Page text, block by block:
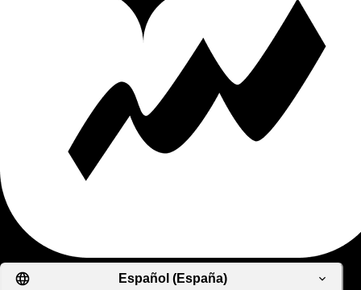
Español (España)